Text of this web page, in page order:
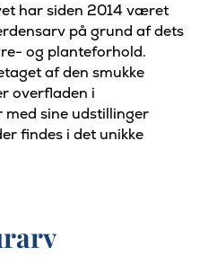
har siden 2014 været
på grund af dets
og planteforhold.
af den smukke
overfladen i
med sine udstillinger
findes i det unikke